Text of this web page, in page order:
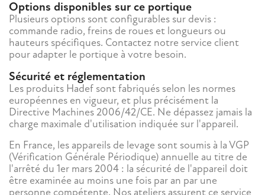
Options disponibles sur ce portique
Plusieurs options sont configurables sur devis :
commande radio, freins de roues et longueurs ou
hauteurs spécifiques. Contactez notre service client
pour adapter le portique à votre besoin.
Sécurité et réglementation
Les produits Hadef sont fabriqués selon les normes
européennes en vigueur, et plus précisément la
Directive Machines 2006/42/CE. Ne dépassez jamais la
charge maximale d'utilisation indiquée sur l'appareil.
En France, les appareils de levage sont soumis à la VGP
(Vérification Générale Périodique) annuelle au titre de
l'arrêté du 1er mars 2004 : la sécurité de l'appareil doit
être examinée au moins une fois par an par une